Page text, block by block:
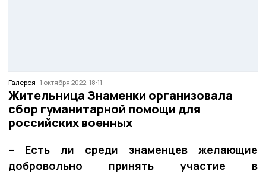
Галерея 1 октября 2022, 18:11
Жительница Знаменки организовала
сбор гуманитарной помощи для
российских военных
– Есть ли среди знаменцев желающие
добровольно принять участие в